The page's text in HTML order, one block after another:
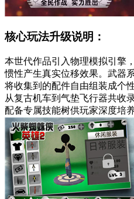
核心玩法升级说明：
本世代作品引入物理模拟引擎
惯性产生真实位移效果。武器
将收集到的配件自由组装成个
从复古机车到气垫飞行器共收
配备专属技能树供玩家深度培养